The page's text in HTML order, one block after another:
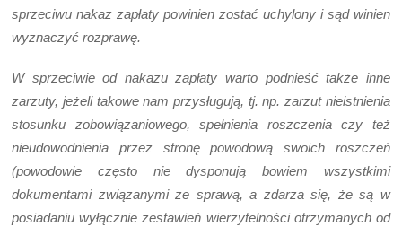
sprzeciwu nakaz zapłaty powinien zostać uchylony i sąd winien
wyznaczyć rozprawę.
W sprzeciwie od nakazu zapłaty warto podnieść także inne
zarzuty, jeżeli takowe nam przysługują, tj. np. zarzut nieistnienia
stosunku zobowiązaniowego, spełnienia roszczenia czy też
nieudowodnienia przez stronę powodową swoich roszczeń
(powodowie często nie dysponują bowiem wszystkimi
dokumentami związanymi ze sprawą, a zdarza się, że są w
posiadaniu wyłącznie zestawień wierzytelności otrzymanych od